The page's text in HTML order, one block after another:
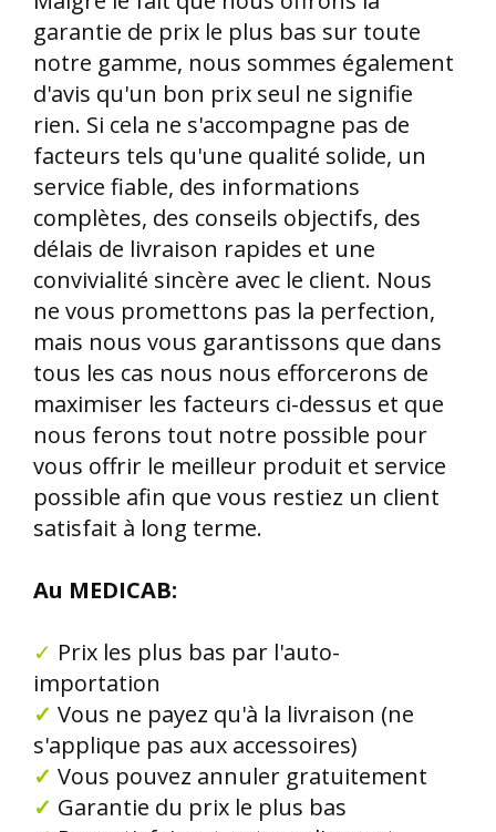
garantie de prix le plus bas sur toute
notre gamme, nous sommes également
d'avis qu'un bon prix seul ne signifie
rien. Si cela ne s'accompagne pas de
facteurs tels qu'une qualité solide, un
service fiable, des informations
complètes, des conseils objectifs, des
délais de livraison rapides et une
convivialité sincère avec le client. Nous
ne vous promettons pas la perfection,
mais nous vous garantissons que dans
tous les cas nous nous efforcerons de
maximiser les facteurs ci-dessus et que
nous ferons tout notre possible pour
vous offrir le meilleur produit et service
possible afin que vous restiez un client
satisfait à long terme.
Au MEDICAB:
✓ Prix les plus bas par l'auto-
importation
✓ Vous ne payez qu'à la livraison (ne
s'applique pas aux accessoires)
✓ Vous pouvez annuler gratuitement
✓ Garantie du prix le plus bas